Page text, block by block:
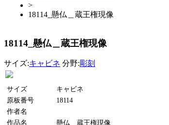
>
18114_懸仏＿蔵王権現像
18114_懸仏＿蔵王権現像
サイズ:キャビネ 分野:彫刻
サイズ
キャビネ
原板番号
18114
作者名
作品名
懸仏＿蔵王権現像